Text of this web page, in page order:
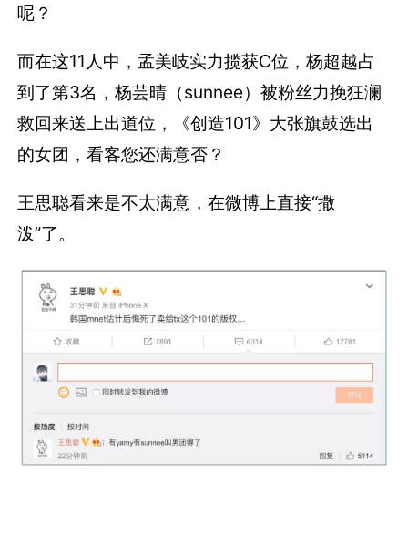
呢？
而在这11人中，孟美岐实力揽获C位，杨超越占
到了第3名，杨芸晴（sunnee）被粉丝力挽狂澜
救回来送上出道位，《创造101》大张旗鼓选出
的女团，看客您还满意否？
王思聪看来是不太满意，在微博上直接“撒
泼”了。